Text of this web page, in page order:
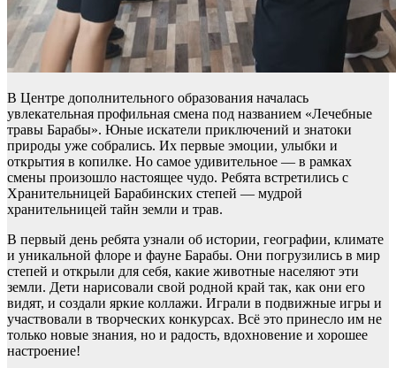
В Центре дополнительного образования началась
увлекательная профильная смена под названием «Лечебные
травы Барабы». Юные искатели приключений и знатоки
природы уже собрались. Их первые эмоции, улыбки и
открытия в копилке. Но самое удивительное — в рамках
смены произошло настоящее чудо. Ребята встретились с
Хранительницей Барабинских степей — мудрой
хранительницей тайн земли и трав.
В первый день ребята узнали об истории, географии, климате
и уникальной флоре и фауне Барабы. Они погрузились в мир
степей и открыли для себя, какие животные населяют эти
земли. Дети нарисовали свой родной край так, как они его
видят, и создали яркие коллажи. Играли в подвижные игры и
участвовали в творческих конкурсах. Всё это принесло им не
только новые знания, но и радость, вдохновение и хорошее
настроение!